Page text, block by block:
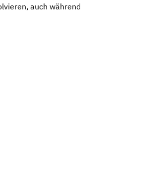
auch während